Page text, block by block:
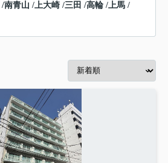
/南青山 /上大崎 /三田 /高輪 /上馬 /